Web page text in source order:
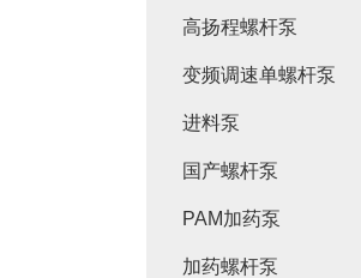
高扬程螺杆泵
变频调速单螺杆泵
进料泵
国产螺杆泵
PAM加药泵
加药螺杆泵